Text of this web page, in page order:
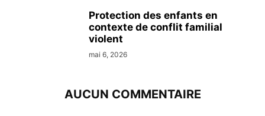
Protection des enfants en
contexte de conflit familial
violent
mai 6, 2026
AUCUN COMMENTAIRE